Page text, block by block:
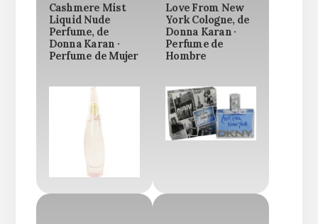
Cashmere Mist
Liquid Nude
Perfume, de
Donna Karan ·
Perfume de Mujer
Love From New
York Cologne, de
Donna Karan ·
Perfume de
Hombre